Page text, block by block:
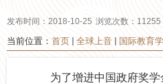
发布时间：2018-10-25 浏览次数： 11255
当前位置： 首页 全球上音 国际教育
为了增进中国政府奖